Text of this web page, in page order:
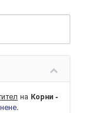
на Корни -
.